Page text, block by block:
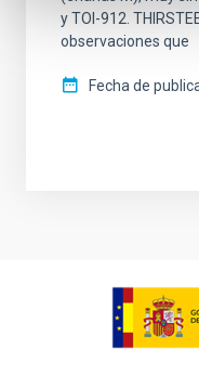
y TOI-912.
observaciones que
Fecha de